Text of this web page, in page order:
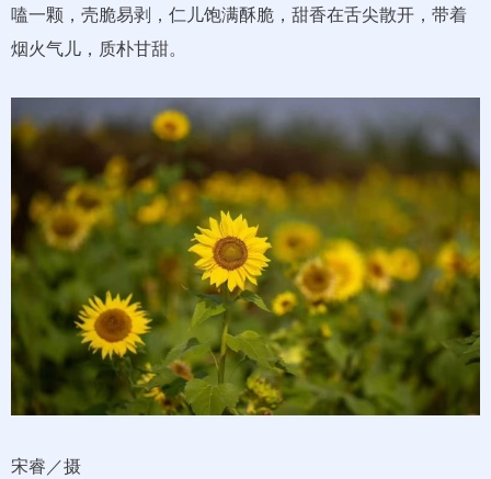
嗑一颗，壳脆易剥，仁儿饱满酥脆，甜香在舌尖散开，带着
烟火气儿，质朴甘甜。
宋睿／摄